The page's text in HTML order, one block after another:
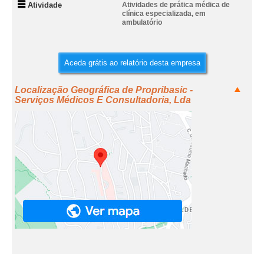
Atividade
Atividades de prática médica de
clínica especializada, em
ambulatório
Aceda grátis ao relatório desta empresa
Localização Geográfica de Propribasic -
Serviços Médicos E Consultadoria, Lda